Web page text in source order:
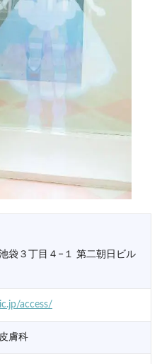
袋３丁目４−１ 第二朝日ビル
access/
膚科